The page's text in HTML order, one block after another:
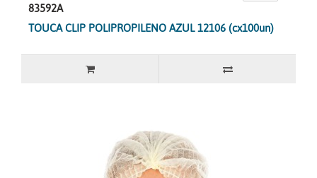
83592A
TOUCA CLIP POLIPROPILENO AZUL 12106 (cx100un)